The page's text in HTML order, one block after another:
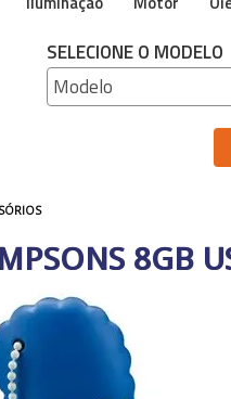
SELECIONE O MODELO
8GB